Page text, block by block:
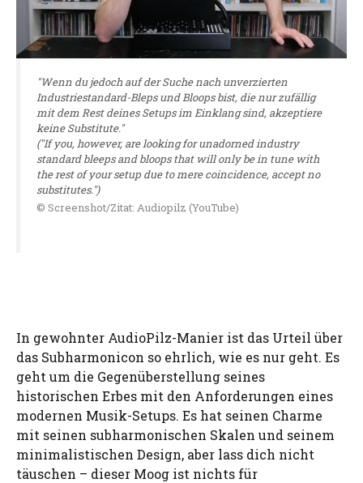
"Wenn du jedoch auf der Suche nach unverzierten
Industriestandard-Bleps und Bloops bist, die nur zufällig
mit dem Rest deines Setups im Einklang sind, akzeptiere
keine Substitute."
("If you, however, are looking for unadorned industry
standard bleeps and bloops that will only be in tune with
the rest of your setup due to mere coincidence, accept no
substitutes.")
© Screenshot/Zitat: Audiopilz (YouTube)
In gewohnter AudioPilz-Manier ist das Urteil über
das Subharmonicon so ehrlich, wie es nur geht. Es
geht um die Gegenüberstellung seines
historischen Erbes mit den Anforderungen eines
modernen Musik-Setups. Es hat seinen Charme
mit seinen subharmonischen Skalen und seinem
minimalistischen Design, aber lass dich nicht
täuschen – dieser Moog ist nichts für